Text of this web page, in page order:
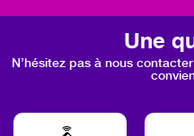
Une
N’hésitez pas à nous